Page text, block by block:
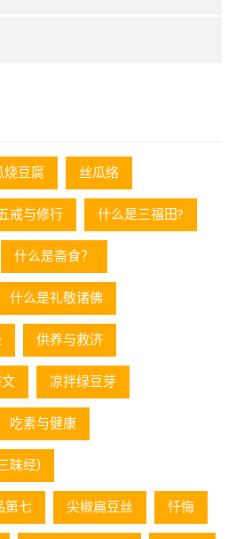
烧豆腐 丝瓜络
戒与修行 什么是三福田?
什么是斋食？
什么是礼敬诸佛
供养与救济
凉拌绿豆芽
吃素与健康
昧经)
第七 尖椒扁豆丝 忏悔